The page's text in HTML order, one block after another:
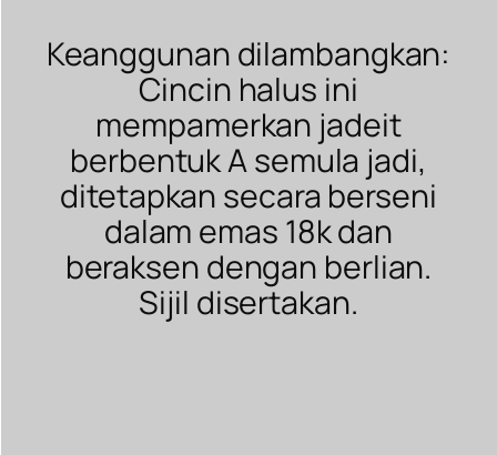
Keanggunan dilambangkan:
Cincin halus ini
mempamerkan jadeit
berbentuk A semula jadi,
ditetapkan secara berseni
dalam emas 18k dan
beraksen dengan berlian.
Sijil disertakan.